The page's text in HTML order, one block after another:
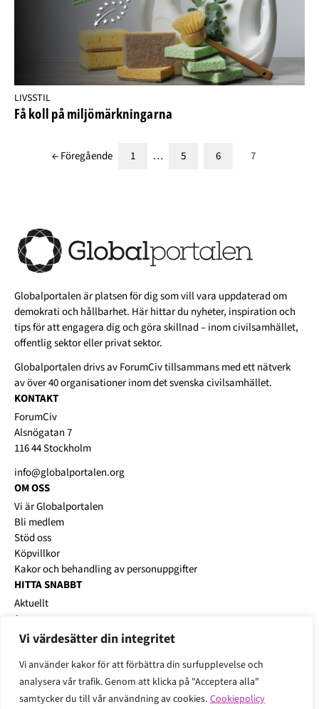
Vi värdesätter din integritet
Vi använder kakor för att förbättra din surfupplevelse och
analysera vår trafik. Genom att klicka på "Acceptera alla"
samtycker du till vår användning av cookies. Cookiepolicy
LIVSSTIL
Få koll på miljömärkningarna
← Föregående 1 … 5 6 7
Globalportalen är platsen för dig som vill vara uppdaterad om
demokrati och hållbarhet. Här hittar du nyheter, inspiration och
tips för att engagera dig och göra skillnad – inom civilsamhället,
offentlig sektor eller privat sektor.
Globalportalen drivs avForumCivtillsammans med ett nätverk
av över 40 organisationer inom det svenska civilsamhället.
KONTAKT
ForumCiv
Alsnögatan 7
116 44 Stockholm
info@globalportalen.org
OM OSS
Vi är Globalportalen
Bli medlem
Stöd oss
Köpvillkor
Kakor och behandling av personuppgifter
HITTA SNABBT
Aktuellt
Annonsera
Platsbanken